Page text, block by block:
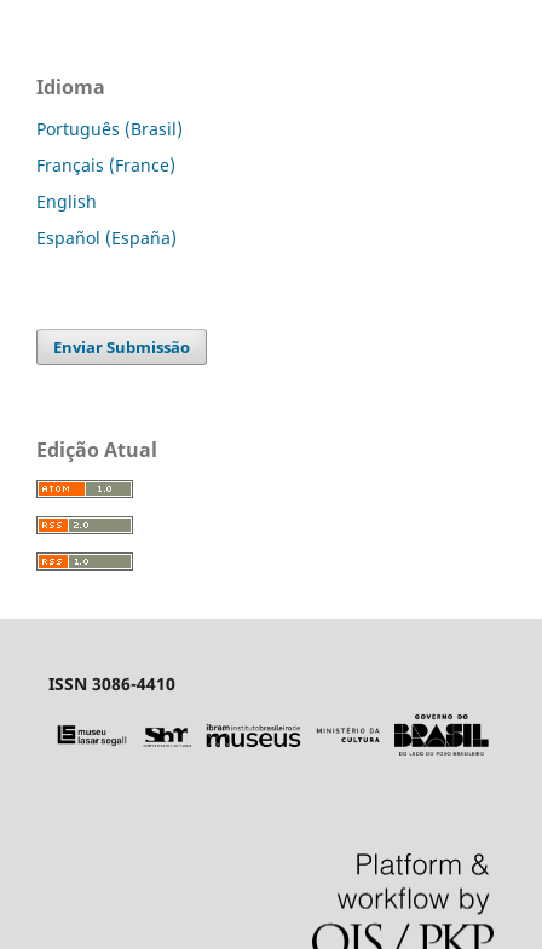
Idioma
Português (Brasil)
Français (France)
English
Español (España)
Enviar Submissão
Edição Atual
ISSN 3086-4410